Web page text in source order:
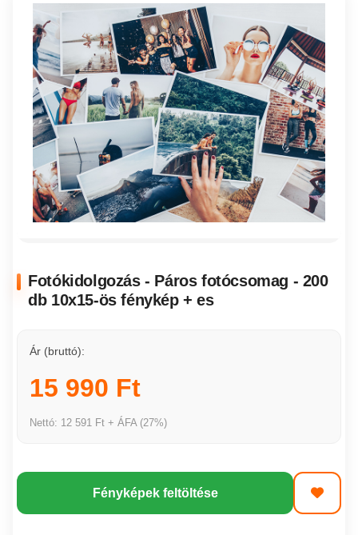
Fotókidolgozás - Páros fotócsomag - 200
db 10x15-ös fénykép + es
Ár (bruttó):
15 990 Ft
Nettó: 12 591 Ft + ÁFA (27%)
Fényképek feltöltése